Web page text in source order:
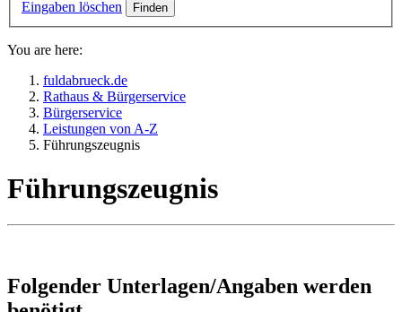
Eingaben löschen
You are here:
fuldabrueck.de
Rathaus & Bürgerservice
Bürgerservice
Leistungen von A-Z
Führungszeugnis
Führungszeugnis
Folgender Unterlagen/Angaben werden